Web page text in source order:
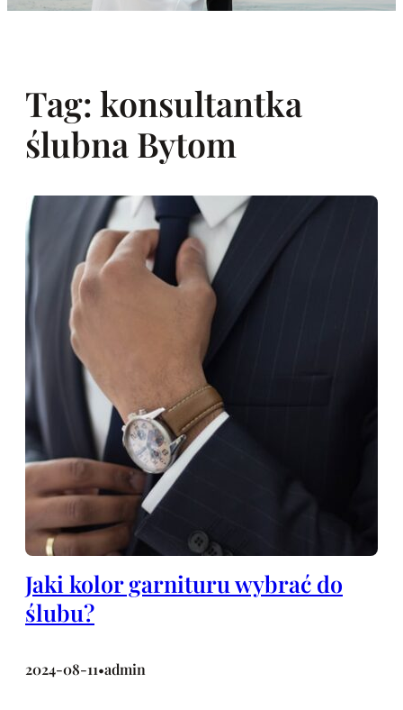
Tag: konsultantka
ślubna Bytom
Jaki kolor garnituru wybrać do
ślubu?
2024-08-11•admin